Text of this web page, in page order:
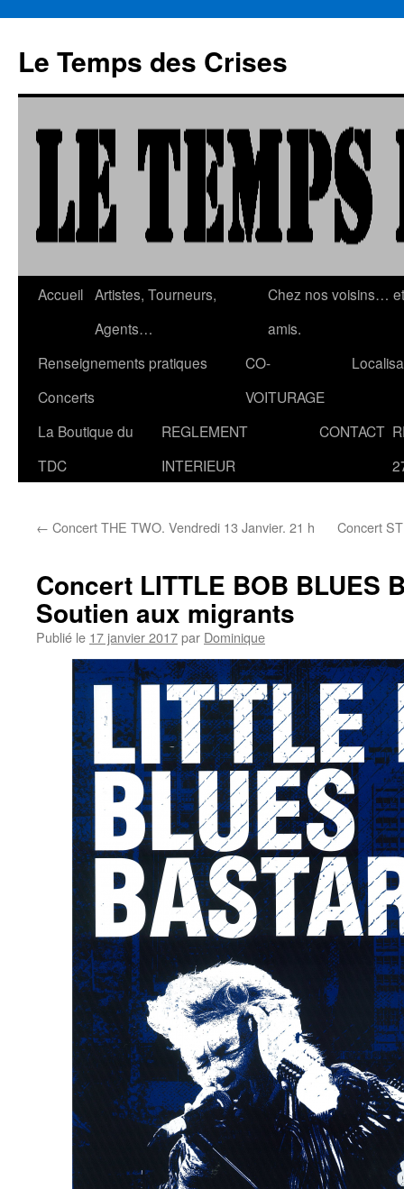
contenu
Le Temps des Crises
Accueil Artistes, Tourneurs,
Agents…
Chez nos voisins… et
amis.
Renseignements pratiques
Concerts
CO-
VOITURAGE
La Boutique du
TDC
REGLEMENT
INTERIEUR
CONTACT
← Concert THE TWO. Vendredi 13 Janvier. 21 h Concert
Concert LITTLE BOB BLUES
Soutien aux migrants
Publié le 17 janvier 2017par Dominique